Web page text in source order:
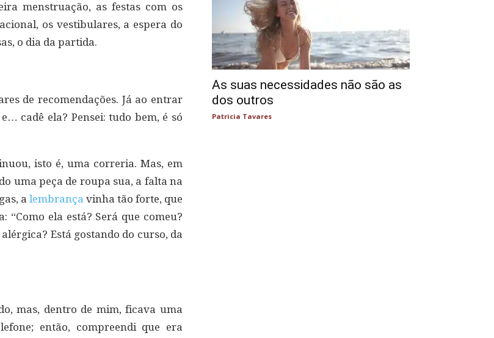
menstruação, as festas com os
os vestibulares, a espera do
o dia da partida.
de recomendações. Já ao entrar
cadê ela? Pensei: tudo bem, é só
isto é, uma correria. Mas, em
uma peça de roupa sua, a falta na
a lembrança vinha tão forte, que
“Como ela está? Será que comeu?
Está gostando do curso, da
mas, dentro de mim, ficava uma
então, compreendi que era
As suas necessidades não são as
dos outros
Patricia Tavares